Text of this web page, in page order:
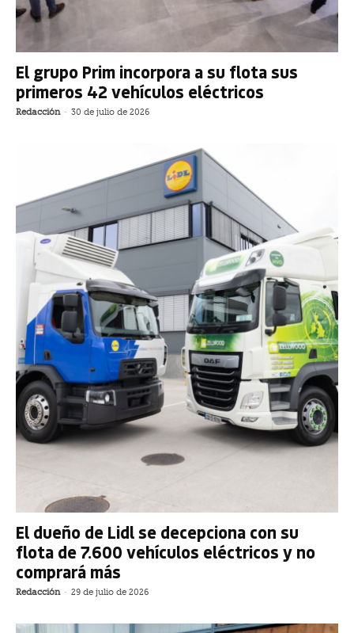
El grupo Prim incorpora a su flota sus
primeros 42 vehículos eléctricos
Redacción - 30 de julio de 2026
El dueño de Lidl se decepciona con su
flota de 7.600 vehículos eléctricos y no
comprará más
Redacción - 29 de julio de 2026